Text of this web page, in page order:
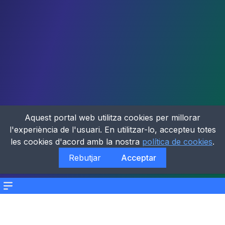
Menu
Aquest portal web utilitza cookies per millorar
l'experiència de l'usuari. En utilitzar-lo, accepteu totes
les cookies d'acord amb la nostra política de cookies.
Rebutjar
Acceptar